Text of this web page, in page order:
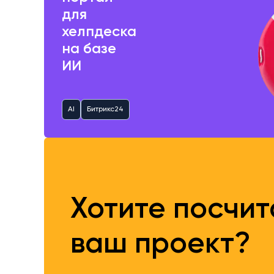
для
хелпдеска
на базе
ИИ
AI Битрикс24
Хотите
ваш проект?